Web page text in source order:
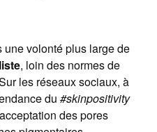
une volonté plus large de
, loin des normes de
les réseaux sociaux, à
du #skinpositivity
des pores